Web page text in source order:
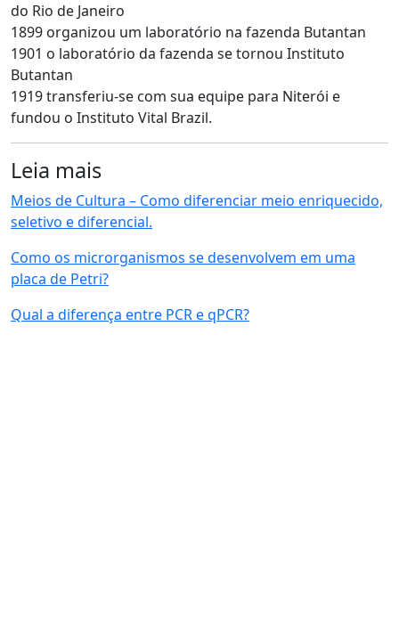
do Rio de Janeiro
1899 organizou um laboratório na fazenda Butantan
1901 o laboratório da fazenda se tornou Instituto
Butantan
1919 transferiu-se com sua equipe para Niterói e
fundou o Instituto Vital Brazil.
Leia mais
Meios de Cultura – Como diferenciar meio enriquecido,
seletivo e diferencial.
Como os microrganismos se desenvolvem em uma
placa de Petri?
Qual a diferença entre PCR e qPCR?